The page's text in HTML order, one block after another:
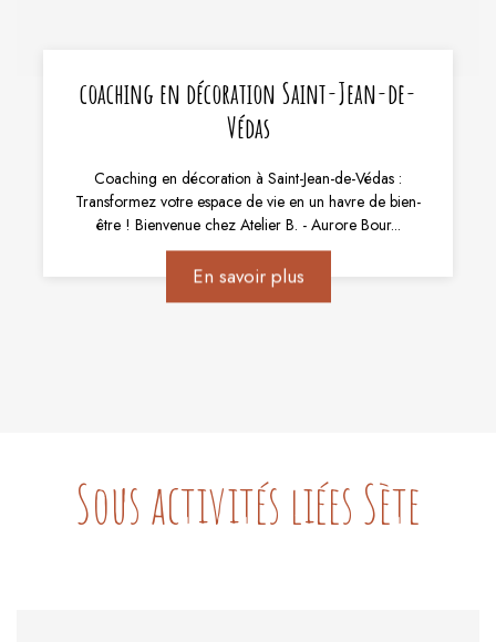
coaching en décoration Saint-Jean-de-
Védas
Coaching en décoration à Saint-Jean-de-Védas :
Transformez votre espace de vie en un havre de bien-
être ! Bienvenue chez Atelier B. - Aurore Bour...
En savoir plus
Sous activités liées Sète